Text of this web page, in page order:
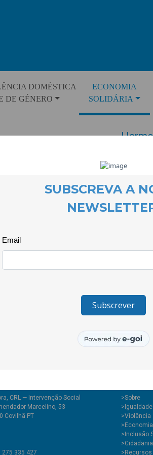
DOMÉSTICA
DE GÉNERO
ECONOMIA
SOLIDÁRIA
081
–
–
–
teares
–
Muito
–
CRL — Intervenção Social
Marcelino, 53
Covilhã PT
335 427
>Sobre
>Violência
>Inclusão
>Cidadania
>Recursos